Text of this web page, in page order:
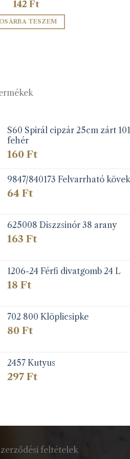
142 Ft
TESZEM
S60 Spirál cipzár 25cm zárt 101
fehér
160 Ft
9847/840173 Felvarrható kövek
64 Ft
625008 Diszzsinór 38 arany
163 Ft
1206-24 Férfi divatgomb 24 L
18 Ft
702 800 Klöplicsipke
80 Ft
2457 Kutyus
297 Ft
feltételek